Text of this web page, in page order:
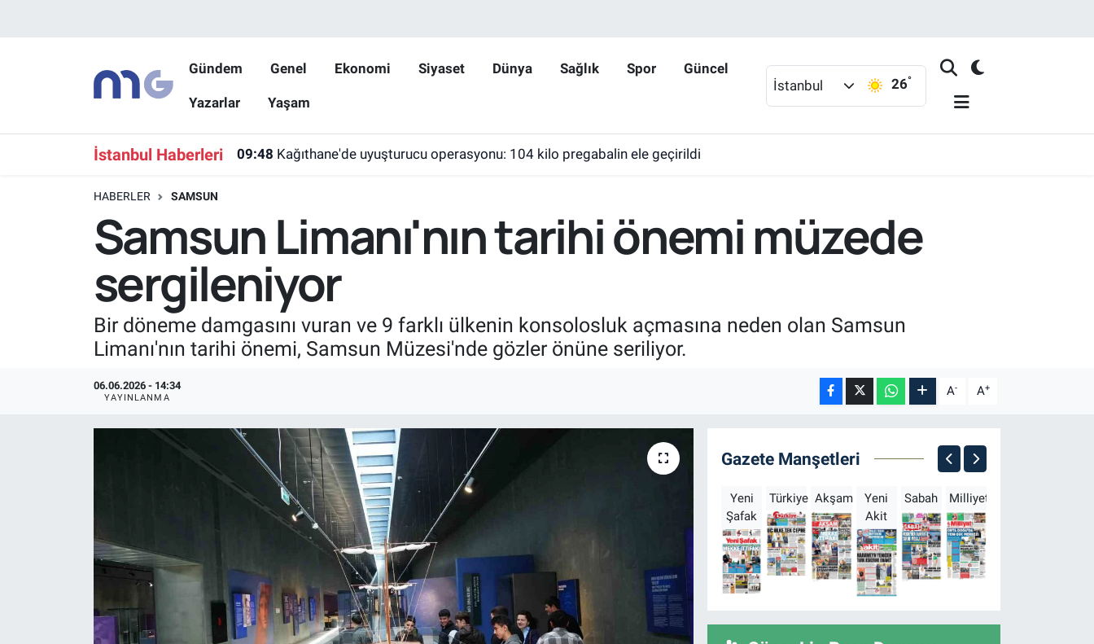
Gündem Genel Ekonomi Siyaset Dünya Sağlık Spor Güncel
Yazarlar Yaşam
İstanbul 26°
İstanbul Haberleri 09:48 Kağıthane'de uyuşturucu operasyonu: 104 kilo pregabalin ele geçirildi
HABERLER SAMSUN
Samsun Limanı'nın tarihi önemi müzede
sergileniyor
Bir döneme damgasını vuran ve 9 farklı ülkenin konsolosluk açmasına neden olan Samsun
Limanı'nın tarihi önemi, Samsun Müzesi'nde gözler önüne seriliyor.
06.06.2026 - 14:34
YAYINLANMA A- A+
Gazete Manşetleri
Yeni
Şafak
Türkiye Akşam
Yeni
Akit
Sabah Milliyet
Hava Durumu
İstanbul Namaz Vakitleri
Süper Lig Puan Durumu ve Fikstür
Son Dakika Haberleri
Haber Arşivi